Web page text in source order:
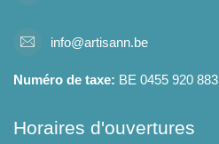
info@artisann.be
Numéro de taxe: BE 0455 920 883
Horaires d'ouvertures